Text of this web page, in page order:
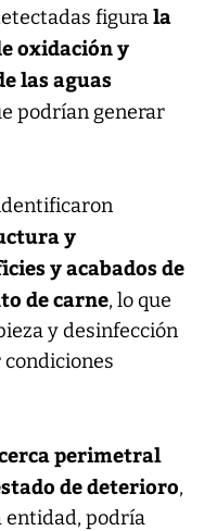
figurala
oxidación y
las aguas
podrían generar
y
y acabados de
de carne, lo que
y desinfección
perimetral
de deterioro,
entidad, podría